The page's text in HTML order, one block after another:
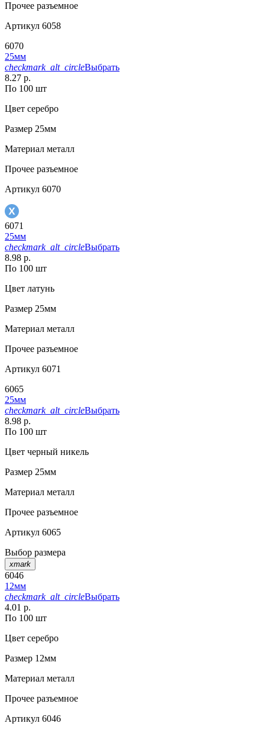
Прочее разъемное
Артикул 6058
6070
25мм
checkmark_alt_circleВыбрать
8.27 р.
По 100 шт
Цвет серебро
Размер 25мм
Материал металл
Прочее разъемное
Артикул 6070
6071
25мм
checkmark_alt_circleВыбрать
8.98 р.
По 100 шт
Цвет латунь
Размер 25мм
Материал металл
Прочее разъемное
Артикул 6071
6065
25мм
checkmark_alt_circleВыбрать
8.98 р.
По 100 шт
Цвет черный никель
Размер 25мм
Материал металл
Прочее разъемное
Артикул 6065
Выбор размера
xmark
6046
12мм
checkmark_alt_circleВыбрать
4.01 р.
По 100 шт
Цвет серебро
Размер 12мм
Материал металл
Прочее разъемное
Артикул 6046